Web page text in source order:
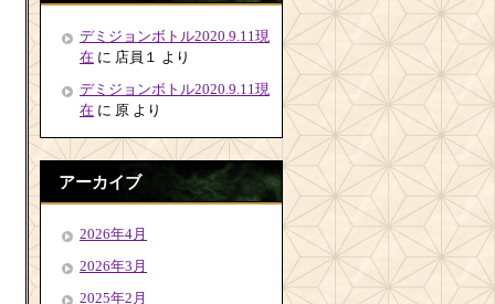
デミジョンボトル2020.9.11現
在 に 店員１
より
デミジョンボトル2020.9.11現
在 に 原 より
アーカイブ
2026年4月
2026年3月
2025年2月